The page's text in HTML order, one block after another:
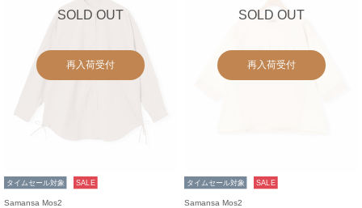
SOLD OUT
再入荷受付
タイムセール対象 SALE
Samansa Mos2
SOLD OUT
再入荷受付
タイムセール対象 SALE
Samansa Mos2